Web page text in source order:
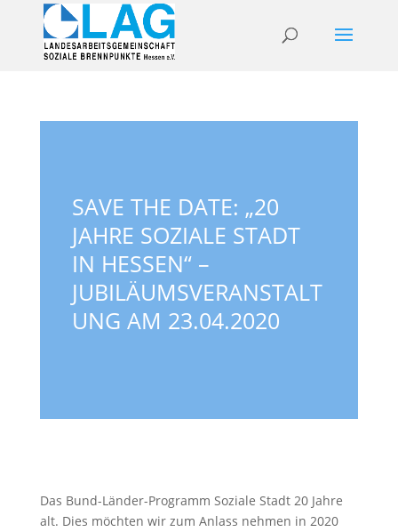
SAVE THE DATE: „20
JAHRE SOZIALE STADT
IN HESSEN“ –
JUBILÄUMSVERANSTALT
UNG AM 23.04.2020
Das Bund-Länder-Programm Soziale Stadt 20 Jahre
alt. Dies möchten wir zum Anlass nehmen in 2020